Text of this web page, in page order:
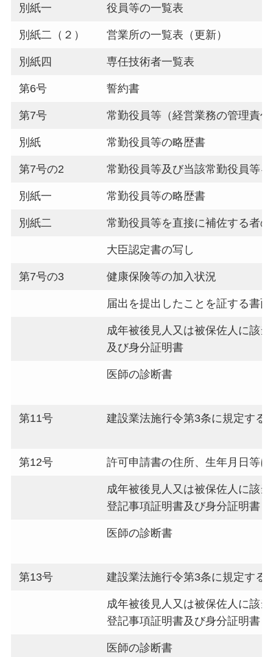
別紙一 役員等の一覧表
別紙二（２） 営業所の一覧表（更新）
別紙四 専任技術者一覧表
第6号 誓約書
第7号 常勤役員等（経営業務の管理責
別紙 常勤役員等の略歴書
第7号の2 常勤役員等及び当該常勤役員等
別紙一 常勤役員等の略歴書
別紙二 常勤役員等を直接に補佐する者
大臣認定書の写し
第7号の3 健康保険等の加入状況
届出を提出したことを証する書面
成年被後見人又は被保佐人に該
及び身分証明書
医師の診断書
第11号 建設業法施行令第3条に規定する
第12号 許可申請書の住所、生年月日等
成年被後見人又は被保佐人に該
登記事項証明書及び身分証明書
医師の診断書
第13号 建設業法施行令第3条に規定する
成年被後見人又は被保佐人に該
登記事項証明書及び身分証明書
医師の診断書